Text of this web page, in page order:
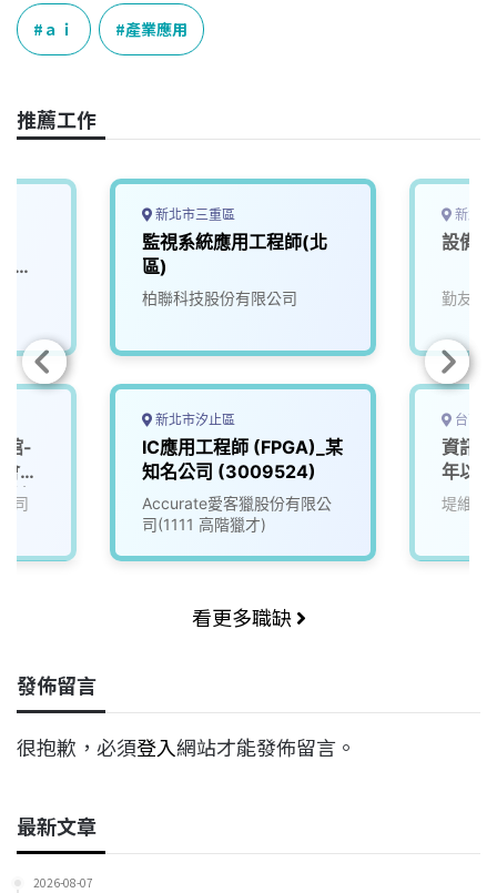
e
b
o
k
e
e
a
k
n
k
ａｉ 產業應用
推薦工作
館-
」
科)
司
新北市三重區
監視系統應用工程師(北
區)
柏聯科技股份有限公司
新北市汐止區
IC應用工程師 (FPGA)_某
知名公司 (3009524)
Accurate愛客獵股份有限公
司(1111 高階獵才)
新北
設備
勤友企
台南
資訊
年以
堤維西
看更多職缺
發佈留言
很抱歉，必須登入網站才能發佈留言。
最新文章
2026-08-07